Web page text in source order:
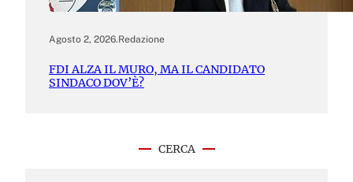
Agosto 2, 2026.Redazione
FDI ALZA IL MURO, MA IL CANDIDATO
SINDACO DOV’È?
CERCA